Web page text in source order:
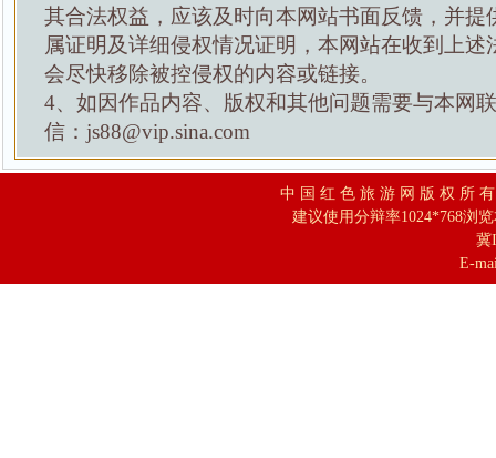
其合法权益，应该及时向本网站书面反馈，并提
属证明及详细侵权情况证明，本网站在收到上述
会尽快移除被控侵权的内容或链接。
4、如因作品内容、版权和其他问题需要与本网
信：js88@vip.sina.com
中 国 红 色 旅 游 网 版 权 所
建议使用分辩率1024*768浏
冀
E-